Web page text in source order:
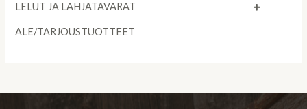
LELUT JA LAHJATAVARAT
ALE/TARJOUSTUOTTEET